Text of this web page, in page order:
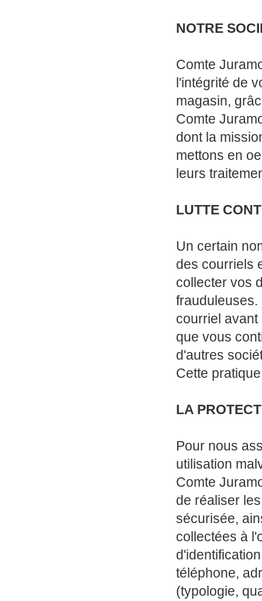
NOTRE
Comte
l'intégrité de
magasin,
Comte
dont la
mettons en
leurs
LUTTE
Un certain
des courriels
collecter vos
frauduleuses.
courriel
que vous
d'autres
Cette
LA
Pour nous
utilisation
Comte
de réaliser
sécurisée,
collectées à
téléphone,
(typologie,